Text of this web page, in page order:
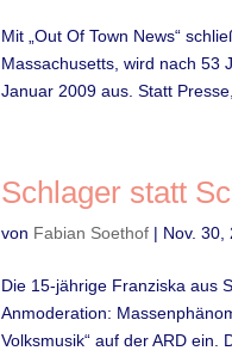
Mit „Out Of Town News“
Massachusetts, wird nach 53
Januar 2009 aus. Statt
Schlager statt
von Fabian Soethof | Nov. 30,
Die 15-jährige Franziska aus
Anmoderation:
Volksmusik“ auf der ARD ein.